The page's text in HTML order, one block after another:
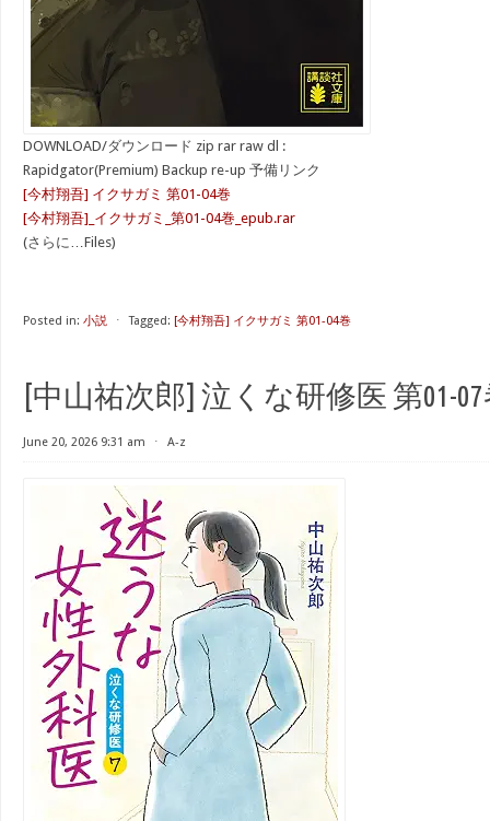
DOWNLOAD/ダウンロード zip rar raw dl :
Rapidgator(Premium) Backup re-up 予備リンク
[今村翔吾] イクサガミ 第01-04巻
[今村翔吾]_イクサガミ_第01-04巻_epub.rar
(さらに…Files)
Posted in: 小説 ⋅ Tagged: [今村翔吾] イクサガミ 第01-04巻
[中山祐次郎] 泣くな研修医 第01-
June 20, 2026 9:31 am ⋅ A-z